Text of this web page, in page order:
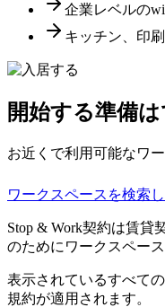
企業レベルの
キッチン、印
開始する準備
お近くで利用可能なワ
ワークスペースを検索
Stop & Work契約は賃貸
のためにワークスペー
表示されているすべて
規約が適用されます。